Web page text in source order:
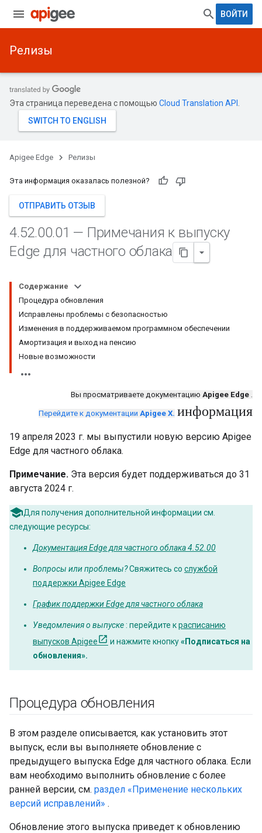
ВОЙТИ
Релизы
Эта страница переведена с помощью Cloud Translation API
Apigee Edge Релизы
Эта информация оказалась полезной?
ОТПРАВИТЬ ОТЗЫВ
4.52.00.01 — Примечания к выпуску
Edge для частного облака
Содержание
Процедура обновления
Исправлены проблемы с безопасностью
Изменения в поддерживаемом программном обеспечении
Амортизация и выход на пенсию
Новые возможности
Вы просматриваете документацию Apigee Edge .
Перейдите к документации Apigee X. информация
19 апреля 2023 г. мы выпустили новую версию Apigee
Edge для частного облака.
Примечание. Эта версия будет поддерживаться до 31
августа 2024 г.
Для получения дополнительной информации см.
следующие ресурсы:
Документация Edge для частного облака 4.52.00
Вопросы или проблемы?Свяжитесь со службой
поддержки Apigee Edge
График поддержки Edge для частного облака
Уведомления о выпуске: перейдите красписанию
выпусков Apigee
и нажмите кнопку«Подписаться на
обновления».
Процедура обновления
В этом разделе описывается, как установить этот
выпуск, если вы выполняете обновление с
предыдущего выпуска Edge для частного облака. Если
вам необходимо выполнить обновление с более
ранней версии, см. раздел «Применение нескольких
версий исправлений» .
Обновление этого выпуска приведет к обновлению